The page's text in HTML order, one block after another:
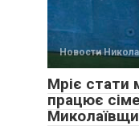
Новости
Мріє стати
працює